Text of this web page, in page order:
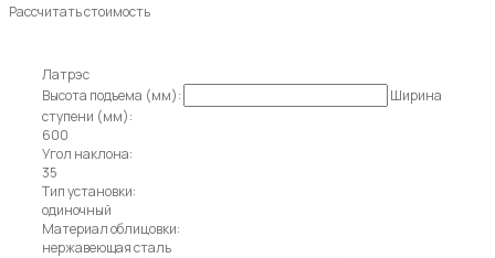
Рассчитать стоимость
Латрэс
Высота подъема (мм):
Ширина
ступени (мм):
600
Угол наклона:
35
Тип установки:
одиночный
Материал облицовки:
нержавеющая сталь